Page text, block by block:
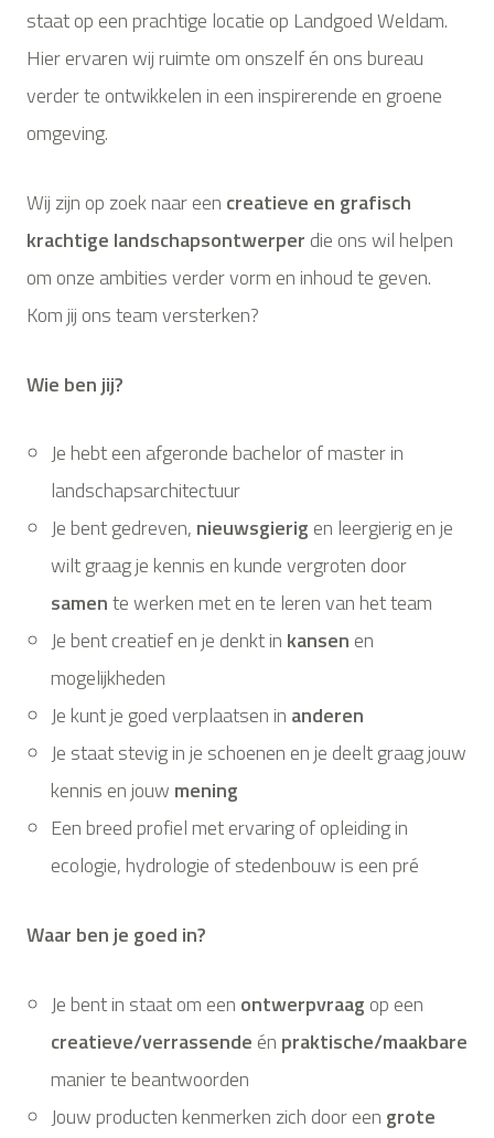
staat op een prachtige locatie op Landgoed Weldam.
Hier ervaren wij ruimte om onszelf én ons bureau
verder te ontwikkelen in een inspirerende en groene
omgeving.
Wij zijn op zoek naar een creatieve en grafisch
krachtige landschapsontwerper die ons wil helpen
om onze ambities verder vorm en inhoud te geven.
Kom jij ons team versterken?
Wie ben jij?
Je hebt een afgeronde bachelor of master in
landschapsarchitectuur
Je bent gedreven, nieuwsgierig en leergierig en je
wilt graag je kennis en kunde vergroten door
samente werken met en te leren van het team
Je bent creatief en je denkt in kansen en
mogelijkheden
Je kunt je goed verplaatsen in anderen
Je staat stevig in je schoenen en je deelt graag jouw
kennis en jouw mening
Een breed profiel met ervaring of opleiding in
ecologie, hydrologie of stedenbouw is een pré
Waar ben je goed in?
Je bent in staat om een ontwerpvraag op een
creatieve/verrassende én praktische/maakbare
manier te beantwoorden
Jouw producten kenmerken zich door een grote